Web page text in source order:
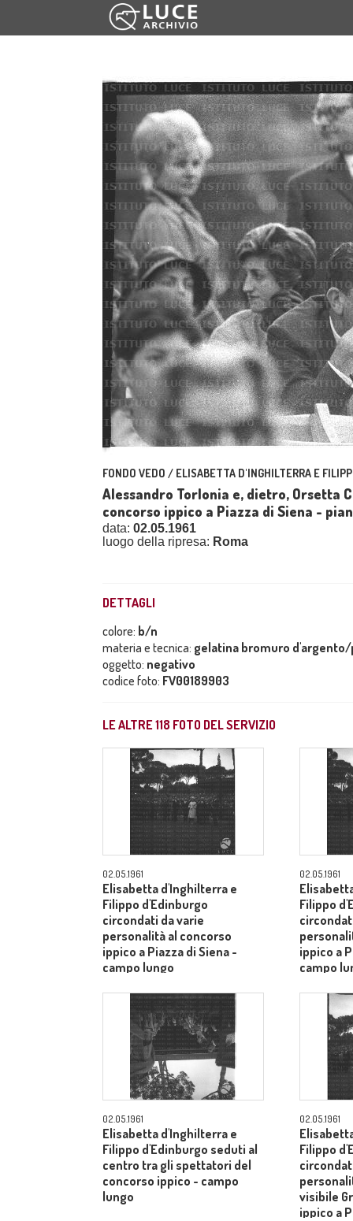
FONDO VEDO / ELISABETTA D'INGHILTERRA E
Alessandro Torlonia e, dietro, Orsetta
concorso ippico a Piazza di Siena -
data: 02.05.1961
luogo della ripresa: Roma
DETTAGLI
colore: b/n
materia e tecnica: gelatina bromuro
oggetto: negativo
codice foto: FV00189903
LE ALTRE118 FOTO DEL SERVIZIO
02.05.1961
Elisabetta d'Inghilterra e
Filippo d'Edinburgo
circondati da varie
personalità al concorso
ippico a Piazza di Siena -
campo lungo
02.05.1961
Filippo
ippico a
campo
02.05.1961
Elisabetta d'Inghilterra e
Filippo d'Edinburgo seduti al
centro tra gli spettatori del
concorso ippico - campo
lungo
02.05.1961
Filippo
visibile
ippico a